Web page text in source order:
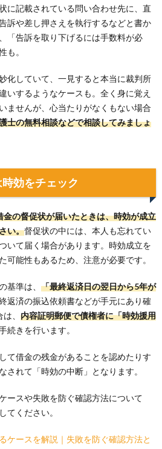
に記載されている問い合わせ先に、直
訴や差し押さえを執行するなどと書か
「告訴を取り下げるには手数料が必
も。
化していて、一見すると本当に裁判所
いするようなケースも。全く身に覚え
ませんが、心当たりがなくもない場合
士の無料相談などで相談してみましょ
効をチェック
の督促状が届いたときは、時効が成立
い。督促状の中には、本人も忘れてい
いて届く場合があります。時効成立を
可能性もあるため、注意が必要です。
基準は、 「最終返済日の翌日から5年が
返済の振込依頼書などが手元にあり確
、 内容証明郵便で債権者に「時効援用
続きを行います。
て借金の残金があることを認めたりす
されて「時効の中断」となります。
ースや失敗を防ぐ確認方法について
てください。
ケースを解説｜失敗を防ぐ確認方法と